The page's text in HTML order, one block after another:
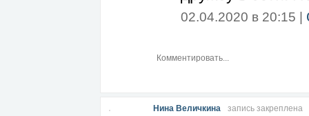
02.04.2020 в 20:15 |
Нина Величкина
запись закреплена